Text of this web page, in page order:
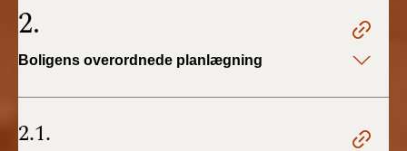
2010)
2.
Boligens overordnede planlægning
2.1.